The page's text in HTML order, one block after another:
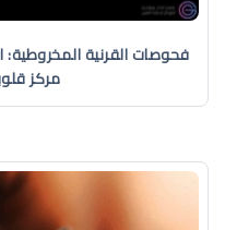
فحوصات القرنية
مركز